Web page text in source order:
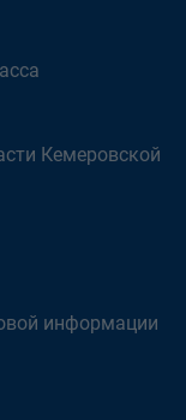
Кемеровской
информации